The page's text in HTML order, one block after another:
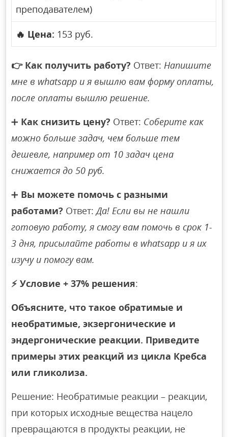
преподавателем)
🔥 Цена: 153 руб.
👉 Как получить работу? Ответ:Напишите
мне в whatsapp и я вышлю вам форму оплаты,
после оплаты вышлю решение.
➕ Как снизить цену? Ответ: Соберите как
можно больше задач, чем больше тем
дешевле, например от 10 задач цена
снижается до 50 руб.
➕ Вы можете помочь с разными
работами? Ответ:Да! Если вы не нашли
готовую работу, я смогу вам помочь в срок 1-
3 дня, присылайте работы в whatsapp и я их
изучу и помогу вам.
⚡ Условие + 37% решения:
Объясните, что такое обратимые и
необратимые, экзергонические и
эндергонические реакции. Приведите
примеры этих реакций из цикла Кребса
или гликолиза.
Решение: Необратимые реакции – реакции,
при которых исходные вещества нацело
превращаются в продукты реакции, не